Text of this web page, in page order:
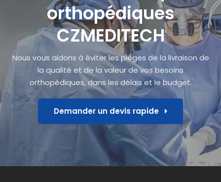
orthopédiques
CZMEDITECH
Nous vous aidons à éviter les pièges de la livraison de
la qualité et de la valeur de vos besoins
orthopédiques, dans les délais et le budget.
Demander un devis rapide